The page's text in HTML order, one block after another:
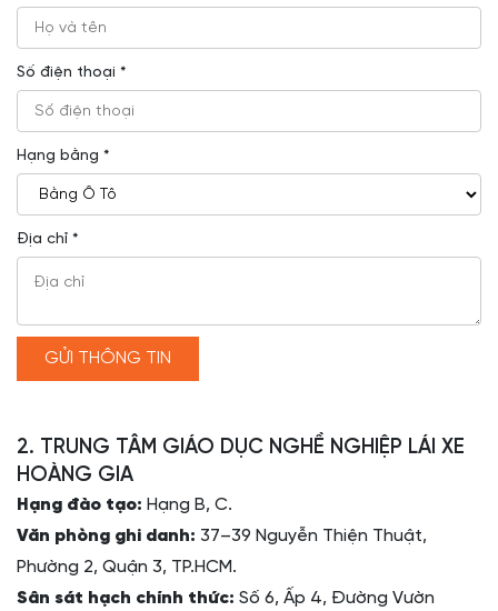
Số điện thoại *
Hạng bằng *
Địa chỉ *
GỬI THÔNG TIN
2. TRUNG TÂM GIÁO DỤC NGHỀ NGHIỆP LÁI XE
HOÀNG GIA
Hạng đào tạo: Hạng B, C.
Văn phòng ghi danh: 37–39 Nguyễn Thiện Thuật,
Phường 2, Quận 3, TP.HCM.
Sân sát hạch chính thức: Số 6, Ấp 4, Đường Vườn